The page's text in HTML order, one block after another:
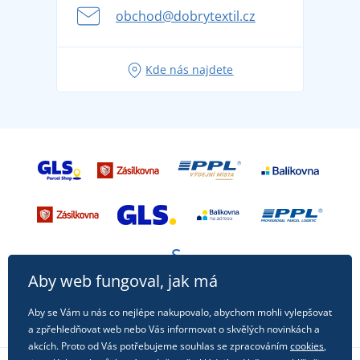
se na dovolenou bez starostí
Tipy na svěží outfity pro pohodové léto
obchod@dobrytextil.cz
Kde nás najdete
Aby web fungoval, jak má
Aby se Vám u nás co nejlépe nakupovalo, abychom mohli vylepšovat
a zpřehledňovat web nebo Vás informovat o skvělých novinkách a
akcích. Proto od Vás potřebujeme souhlas se zpracovánímcookies,